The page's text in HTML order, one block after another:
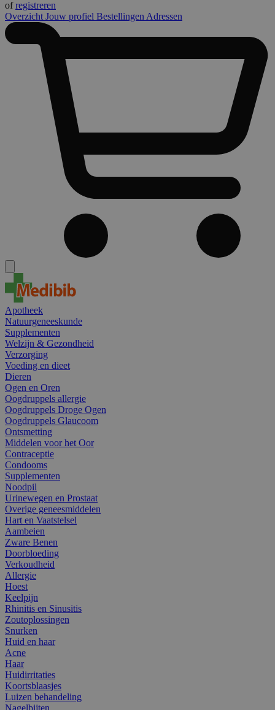
ofregistreren
Overzicht Jouw profiel Bestellingen Adressen
Apotheek
Natuurgeneeskunde
Supplementen
Welzijn & Gezondheid
Verzorging
Voeding en dieet
Dieren
Ogen en Oren
Oogdruppels allergie
Oogdruppels Droge Ogen
Oogdruppels Glaucoom
Ontsmetting
Middelen voor het Oor
Contraceptie
Condooms
Supplementen
Noodpil
Urinewegen en Prostaat
Overige geneesmiddelen
Hart en Vaatstelsel
Aambeien
Zware Benen
Doorbloeding
Verkoudheid
Allergie
Hoest
Keelpijn
Rhinitis en Sinusitis
Zoutoplossingen
Snurken
Huid en haar
Acne
Haar
Huidirritaties
Koortsblaasjes
Luizen behandeling
Nagelbijten